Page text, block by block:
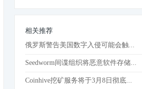
相关推荐
俄罗斯警告美国数字入侵可能会触...
Seedworm间谍组织将恶意软件存储...
Coinhive挖矿服务将于3月8日彻底...